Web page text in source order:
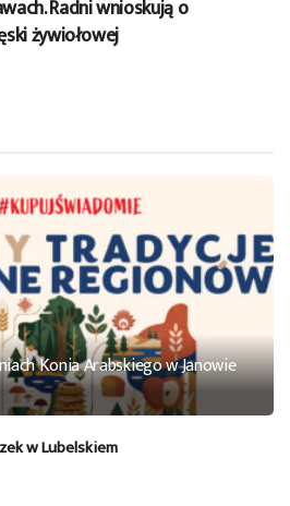
Radni wnioskują o
żywiołowej
Konia Arabskiego w Janowie
w Lubelskiem